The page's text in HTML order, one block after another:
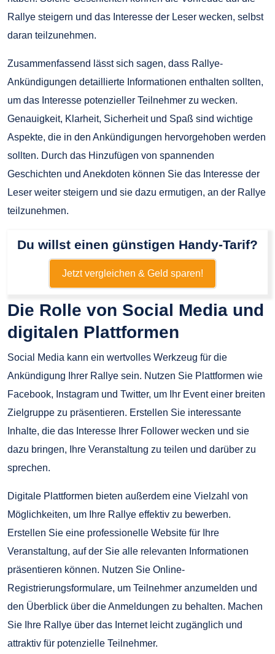
Rallye steigern und das Interesse der Leser wecken, selbst
daran teilzunehmen.
Zusammenfassend lässt sich sagen, dass Rallye-
Ankündigungen detaillierte Informationen enthalten sollten,
um das Interesse potenzieller Teilnehmer zu wecken.
Genauigkeit, Klarheit, Sicherheit und Spaß sind wichtige
Aspekte, die in den Ankündigungen hervorgehoben werden
sollten. Durch das Hinzufügen von spannenden
Geschichten und Anekdoten können Sie das Interesse der
Leser weiter steigern und sie dazu ermutigen, an der Rallye
teilzunehmen.
Du willst einen günstigen Handy-Tarif?
Jetzt vergleichen & Geld sparen!
Die Rolle von Social Media und
digitalen Plattformen
Social Media kann ein wertvolles Werkzeug für die
Ankündigung Ihrer Rallye sein. Nutzen Sie Plattformen wie
Facebook, Instagram und Twitter, um Ihr Event einer breiten
Zielgruppe zu präsentieren. Erstellen Sie interessante
Inhalte, die das Interesse Ihrer Follower wecken und sie
dazu bringen, Ihre Veranstaltung zu teilen und darüber zu
sprechen.
Digitale Plattformen bieten außerdem eine Vielzahl von
Möglichkeiten, um Ihre Rallye effektiv zu bewerben.
Erstellen Sie eine professionelle Website für Ihre
Veranstaltung, auf der Sie alle relevanten Informationen
präsentieren können. Nutzen Sie Online-
Registrierungsformulare, um Teilnehmer anzumelden und
den Überblick über die Anmeldungen zu behalten. Machen
Sie Ihre Rallye über das Internet leicht zugänglich und
attraktiv für potenzielle Teilnehmer.